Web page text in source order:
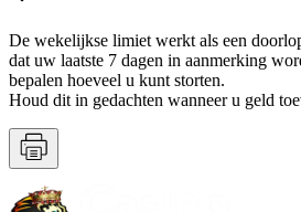
De wekelijkse limiet werkt als een
dat uw laatste 7 dagen in aanmerking
bepalen hoeveel u kunt storten.
Houd dit in gedachten wanneer u geld